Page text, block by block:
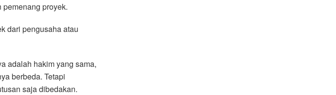
proyek.
dari pengusaha atau
adalah hakim yang sama,
berbeda. Tetapi
saja dibedakan.